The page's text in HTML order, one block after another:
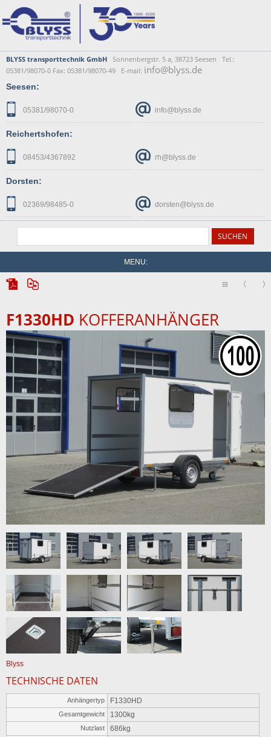
BLYSS transporttechnik GmbH Sonnenbergstr. 5 a, 38723 Seesen Tel.:
05381/98070-0 Fax: 05381/98070-49 E-mail: info@blyss.de
Seesen:
05381/98070-0 info@blyss.de
Reichertshofen:
08453/4367892 rh@blyss.de
Dorsten:
02369/98485-0 dorsten@blyss.de
MENU:
F1330HD KOFFERANHÄNGER
Blyss
TECHNISCHE DATEN
Anhängertyp F1330HD
Gesamtgewicht 1300kg
Nutzlast 686kg